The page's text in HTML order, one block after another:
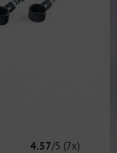
4.57/5 (7x)